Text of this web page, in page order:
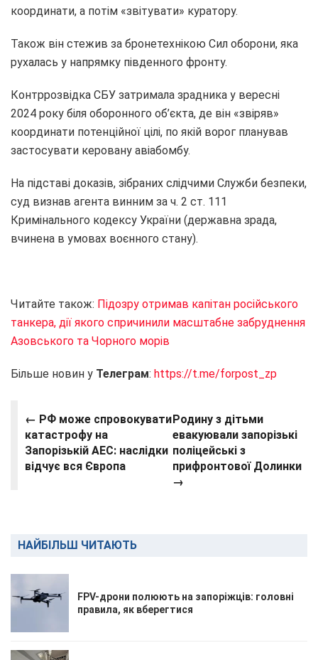
координати, а потім «звітувати» куратору.
Також він стежив за бронетехнікою Сил оборони, яка
рухалась у напрямку південного фронту.
Контррозвідка СБУ затримала зрадника у вересні
2024 року біля оборонного об’єкта, де він «звіряв»
координати потенційної цілі, по якій ворог планував
застосувати керовану авіабомбу.
На підставі доказів, зібраних слідчими Служби безпеки,
суд визнав агента винним за ч. 2 ст. 111
Кримінального кодексу України (державна зрада,
вчинена в умовах воєнного стану).
Читайте також: Підозру отримав капітан російського
танкера, дії якого спричинили масштабне забруднення
Азовського та Чорного морів
Більше новин у Телеграм: https://t.me/forpost_zp
← РФ може спровокувати
катастрофу на
Запорізькій АЕС: наслідки
відчує вся Європа
Родину з дітьми
евакуювали запорізькі
поліцейські з
прифронтової Долинки
→
НАЙБІЛЬШ ЧИТАЮТЬ
FPV-дрони полюють на запоріжців: головні
правила, як вберегтися